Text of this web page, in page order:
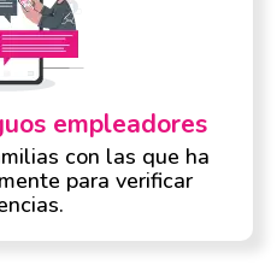
empleadores
con las que ha
para verificar